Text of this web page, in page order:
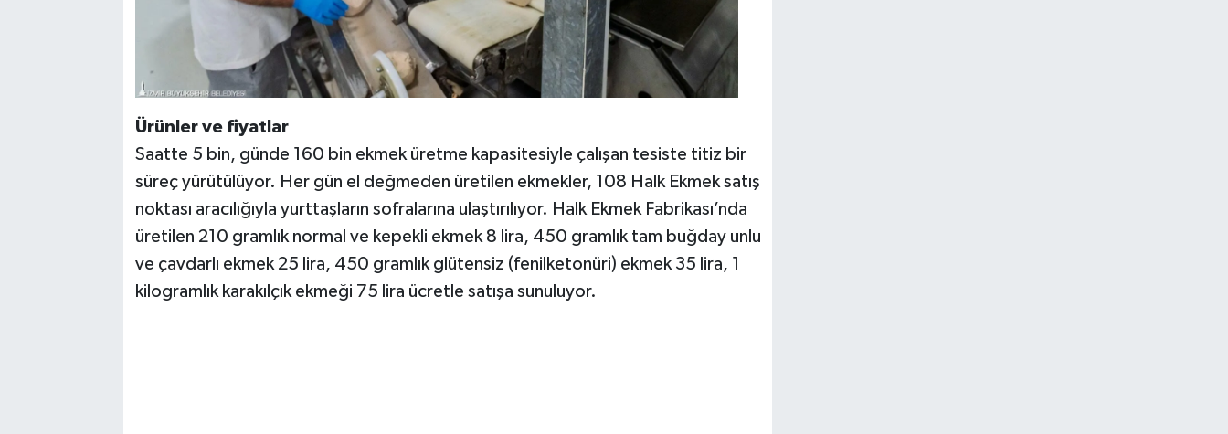
Ürünler ve fiyatlar
Saatte 5 bin, günde 160 bin ekmek üretme kapasitesiyle çalışan tesiste titiz bir
süreç yürütülüyor. Her gün el değmeden üretilen ekmekler, 108 Halk Ekmek satış
noktası aracılığıyla yurttaşların sofralarına ulaştırılıyor. Halk Ekmek Fabrikası’nda
üretilen 210 gramlık normal ve kepekli ekmek 8 lira, 450 gramlık tam buğday unlu
ve çavdarlı ekmek 25 lira, 450 gramlık glütensiz (fenilketonüri) ekmek 35 lira, 1
kilogramlık karakılçık ekmeği 75 lira ücretle satışa sunuluyor.